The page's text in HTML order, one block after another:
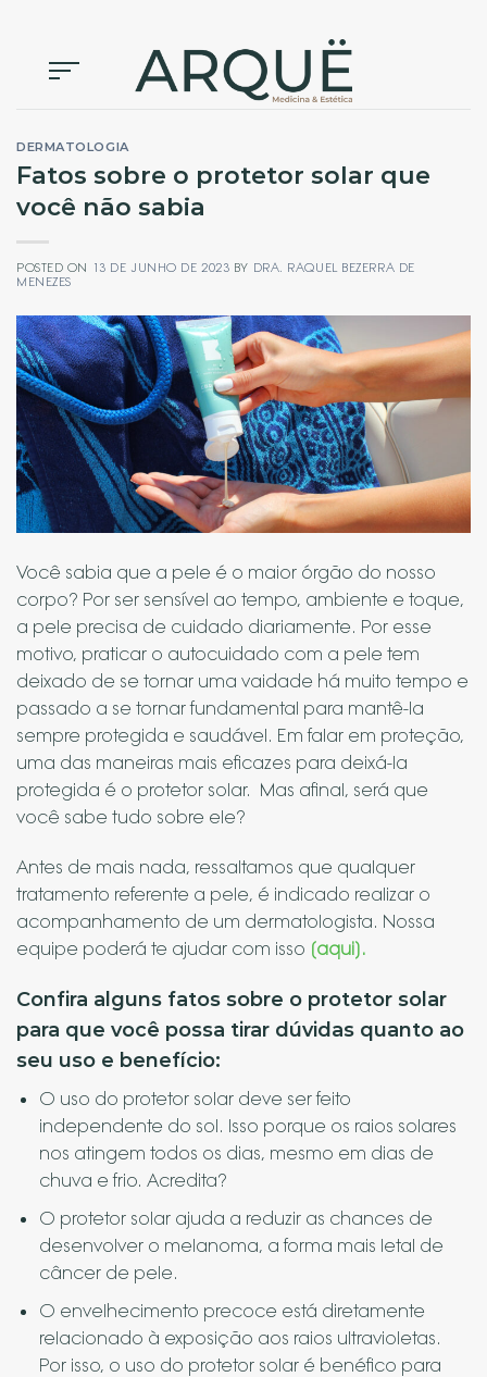
content
DERMATOLOGIA
Fatos sobre o protetor solar que
você não sabia
POSTED ON 13 DE JUNHO DE 2023 BY DRA. RAQUEL BEZERRA DE
MENEZES
Você sabia que a pele é o maior órgão do nosso
corpo? Por ser sensível ao tempo, ambiente e toque,
a pele precisa de cuidado diariamente. Por esse
motivo, praticar o autocuidado com a pele tem
deixado de se tornar uma vaidade há muito tempo e
passado a se tornar fundamental para mantê-la
sempre protegida e saudável. Em falar em proteção,
uma das maneiras mais eficazes para deixá-la
protegida é o protetor solar. Mas afinal, será que
você sabe tudo sobre ele?
Antes de mais nada, ressaltamos que qualquer
tratamento referente a pele, é indicado realizar o
acompanhamento de um dermatologista. Nossa
equipe poderá te ajudar com isso [aqui].
Confira alguns fatos sobre o protetor solar
para que você possa tirar dúvidas quanto ao
seu uso e benefício:
O uso do protetor solar deve ser feito
independente do sol. Isso porque os raios solares
nos atingem todos os dias, mesmo em dias de
chuva e frio. Acredita?
O protetor solar ajuda a reduzir as chances de
desenvolver o melanoma, a forma mais letal de
câncer de pele.
O envelhecimento precoce está diretamente
relacionado à exposição aos raios ultravioletas.
Por isso, o uso do protetor solar é benéfico para